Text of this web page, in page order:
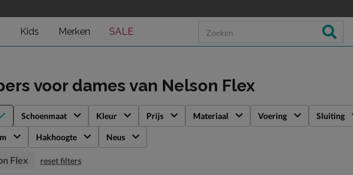
Kids Merken SALE
voor dames van Nelson Flex
Schoenmaat Kleur Prijs Materiaal Voering Sluiting
Hakhoogte Neus
Flex reset filters